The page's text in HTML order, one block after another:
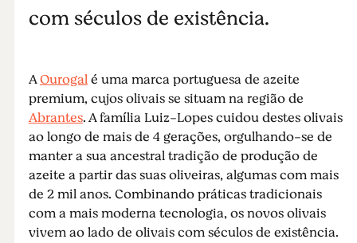
com séculos de existência.
AOurogalé uma marca portuguesa de azeite
premium, cujos olivais se situam na região de
Abrantes. A família Luiz-Lopes cuidou destes olivais
ao longo de mais de 4 gerações, orgulhando-se de
manter a sua ancestral tradição de produção de
azeite a partir das suas oliveiras, algumas com mais
de 2 mil anos. Combinando práticas tradicionais
com a mais moderna tecnologia, os novos olivais
vivem ao lado de olivais com séculos de existência.